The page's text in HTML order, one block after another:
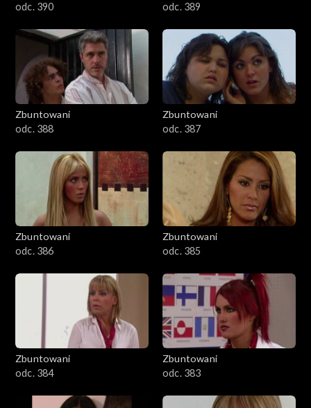
odc. 390
odc. 389
Zbuntowani
odc. 388
Zbuntowani
odc. 387
Zbuntowani
odc. 386
Zbuntowani
odc. 385
Zbuntowani
odc. 384
Zbuntowani
odc. 383